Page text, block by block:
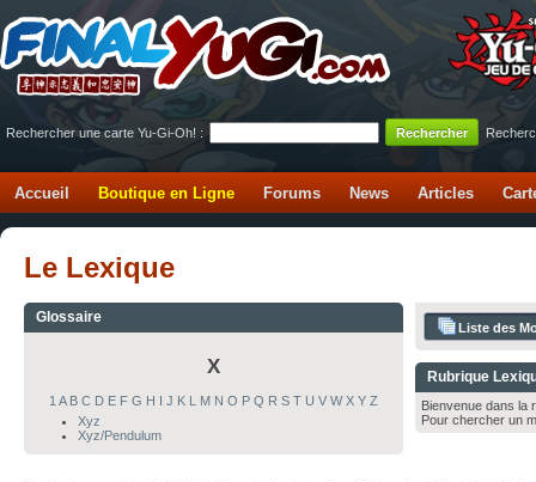
Rechercher une carte Yu-Gi-Oh! :
Accueil Boutique en Ligne Forums News Articles
Le Lexique
Glossaire
X
1 A B C D E F G H J K M N O P Q R S T U V W X Y Z
Xyz
Xyz/Pendulum
Liste des
Rubrique
Bienvenue dans la
Pour chercher un